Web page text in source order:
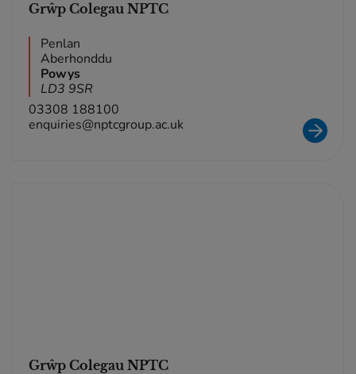
Grŵp Colegau NPTC
Penlan
Aberhonddu
Powys
LD3 9SR
03308 188100
enquiries@nptcgroup.ac.uk
Grŵp Colegau NPTC